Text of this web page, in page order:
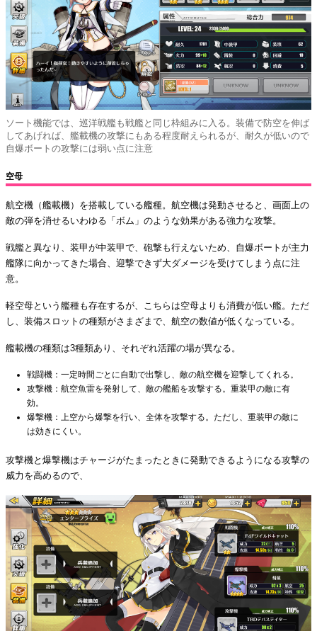
ソート機能では、巡洋戦艦も戦艦と同じ枠組みに入る。装備で防空を伸ば
してあげれば、艦載機の攻撃にもある程度耐えられるが、耐久が低いので
自爆ボートの攻撃には弱い点に注意
空母
航空機（艦載機）を搭載している艦種。航空機は発動させると、画面上の
敵の弾を消せるいわゆる「ボム」のような効果がある強力な攻撃。
戦艦と異なり、装甲が中装甲で、砲撃も行えないため、自爆ボートが主力
艦隊に向かってきた場合、迎撃できず大ダメージを受けてしまう点に注
意。
軽空母という艦種も存在するが、こちらは空母よりも消費が低い艦。ただ
し、装備スロットの種類がさまざまで、航空の数値が低くなっている。
艦載機の種類は3種類あり、それぞれ活躍の場が異なる。
戦闘機：一定時間ごとに自動で出撃し、敵の航空機を迎撃してくれる。
攻撃機：航空魚雷を発射して、敵の艦船を攻撃する。重装甲の敵に有
効。
爆撃機：上空から爆撃を行い、全体を攻撃する。ただし、重装甲の敵に
は効きにくい。
攻撃機と爆撃機はチャージがたまったときに発動できるようになる攻撃の
威力を高めるので、